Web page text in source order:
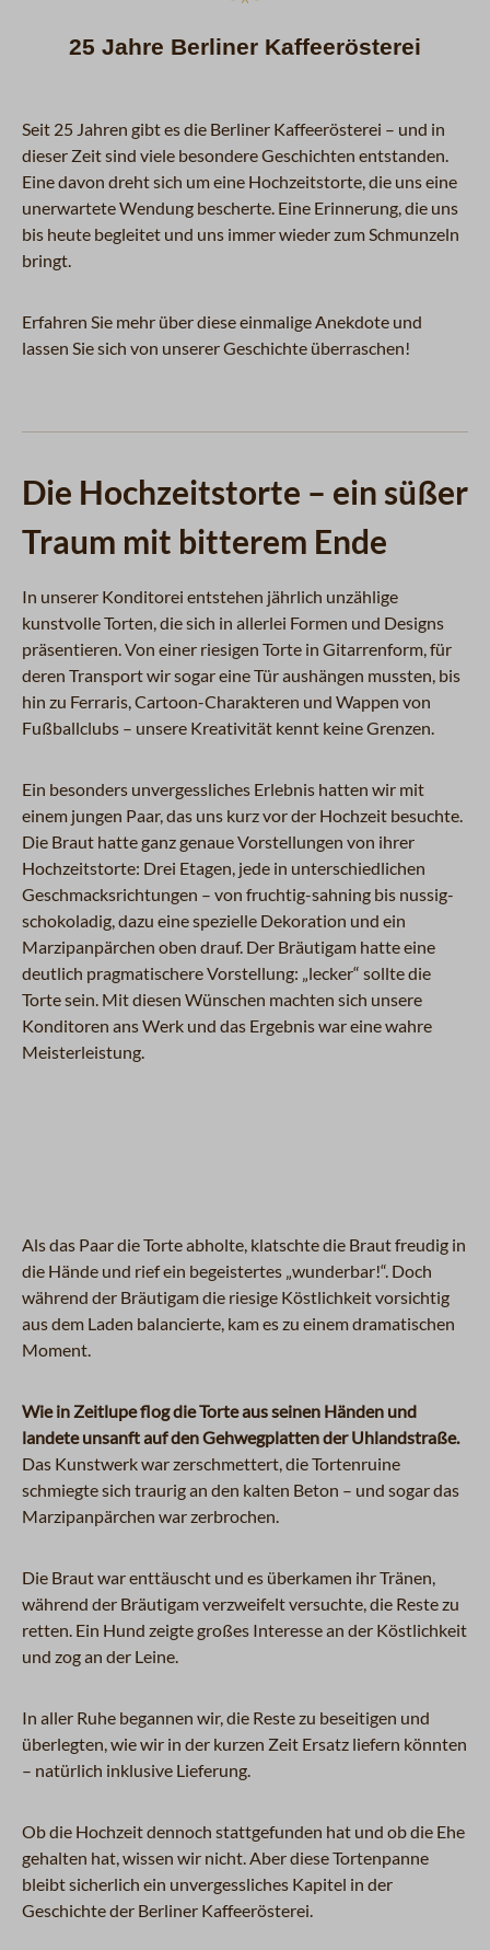
25 Jahre Berliner Kaffeerösterei
Seit 25 Jahren gibt es die Berliner Kaffeerösterei – und in
dieser Zeit sind viele besondere Geschichten entstanden.
Eine davon dreht sich um eine Hochzeitstorte, die uns eine
unerwartete Wendung bescherte. Eine Erinnerung, die uns
bis heute begleitet und uns immer wieder zum Schmunzeln
bringt.
Erfahren Sie mehr über diese einmalige Anekdote und
lassen Sie sich von unserer Geschichte überraschen!
Die Hochzeitstorte – ein süßer
Traum mit bitterem Ende
In unserer Konditorei entstehen jährlich unzählige
kunstvolle Torten, die sich in allerlei Formen und Designs
präsentieren. Von einer riesigen Torte in Gitarrenform, für
deren Transport wir sogar eine Tür aushängen mussten, bis
hin zu Ferraris, Cartoon-Charakteren und Wappen von
Fußballclubs – unsere Kreativität kennt keine Grenzen.
Ein besonders unvergessliches Erlebnis hatten wir mit
einem jungen Paar, das uns kurz vor der Hochzeit besuchte.
Die Braut hatte ganz genaue Vorstellungen von ihrer
Hochzeitstorte: Drei Etagen, jede in unterschiedlichen
Geschmacksrichtungen – von fruchtig-sahning bis nussig-
schokoladig, dazu eine spezielle Dekoration und ein
Marzipanpärchen oben drauf. Der Bräutigam hatte eine
deutlich pragmatischere Vorstellung: „lecker“ sollte die
Torte sein. Mit diesen Wünschen machten sich unsere
Konditoren ans Werk und das Ergebnis war eine wahre
Meisterleistung.
Als das Paar die Torte abholte, klatschte die Braut freudig in
die Hände und rief ein begeistertes „wunderbar!“. Doch
während der Bräutigam die riesige Köstlichkeit vorsichtig
aus dem Laden balancierte, kam es zu einem dramatischen
Moment.
Wie in Zeitlupe flog die Torte aus seinen Händen und
landete unsanft auf den Gehwegplatten der Uhlandstraße.
Das Kunstwerk war zerschmettert, die Tortenruine
schmiegte sich traurig an den kalten Beton – und sogar das
Marzipanpärchen war zerbrochen.
Die Braut war enttäuscht und es überkamen ihr Tränen,
während der Bräutigam verzweifelt versuchte, die Reste zu
retten. Ein Hund zeigte großes Interesse an der Köstlichkeit
und zog an der Leine.
In aller Ruhe begannen wir, die Reste zu beseitigen und
überlegten, wie wir in der kurzen Zeit Ersatz liefern könnten
– natürlich inklusive Lieferung.
Ob die Hochzeit dennoch stattgefunden hat und ob die Ehe
gehalten hat, wissen wir nicht. Aber diese Tortenpanne
bleibt sicherlich ein unvergessliches Kapitel in der
Geschichte der Berliner Kaffeerösterei.